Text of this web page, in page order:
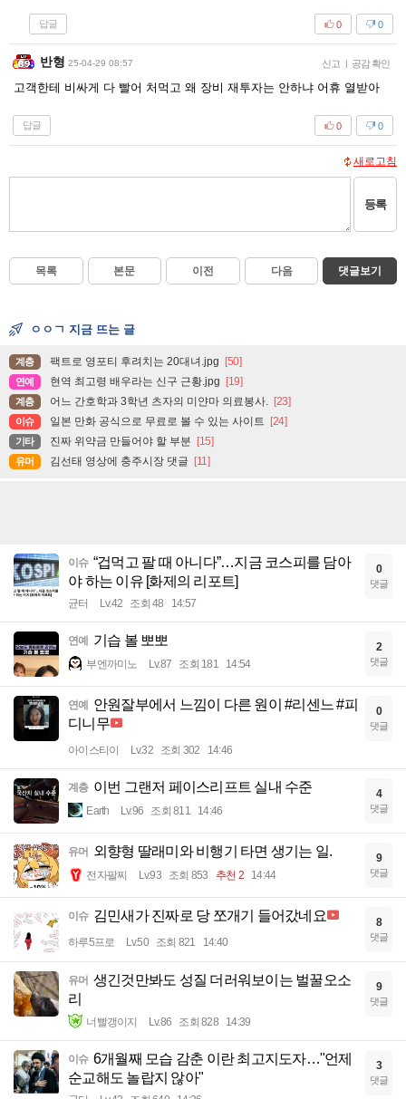
답글 0
0
반형 25-04-29 08:57 신고 | 공감 확인
고객한테 비싸게 다 빨어 처먹고 왜 장비 재투자는 안하냐 어휴 열받아
답글 0
0
새로고침
등록
목록 본문 이전 다음 댓글보기
ㅇㅇㄱ 지금 뜨는 글
계층 팩트로 영포티 후려치는 20대녀.jpg [50]
연예 현역 최고령 배우라는 신구 근황.jpg [19]
계층 어느 간호학과 3학년 츠자의 미얀마 의료봉사. [23]
이슈 일본 만화 공식으로 무료로 볼 수 있는 사이트 [24]
기타 진짜 위약금 만들어야 할 부분 [15]
유머 김선태 영상에 충주시장 댓글 [11]
이슈 “겁먹고 팔 때 아니다”…지금 코스피를 담아
야 하는 이유 [화제의 리포트]
균터 Lv.42 조회 48 14:57
0
댓글
연예 기습 볼 뽀뽀
부엔까미노 Lv.87 조회 181 14:54
2
댓글
연예
안원잘부에서 느낌이 다른 원이 #리센느 #피
디니무
아이스티이 Lv.32 조회 302 14:46
0
댓글
계층 이번 그랜저 페이스리프트 실내 수준
Earth Lv.96 조회 811 14:46
4
댓글
유머 외향형 딸래미와 비행기 타면 생기는 일.
전자팔찌 Lv.93 조회 853 추천 2 14:44
9
댓글
이슈 김민새가 진짜로 당 쪼개기 들어갔네요
하루5프로 Lv.50 조회 821 14:40
8
댓글
유머 생긴것만봐도 성질 더러워보이는 벌꿀오소
리
너빨갱이지 Lv.86 조회 828 14:39
9
댓글
이슈 6개월째 모습 감춘 이란 최고지도자…"언제
순교해도 놀랍지 않아"
3
댓글